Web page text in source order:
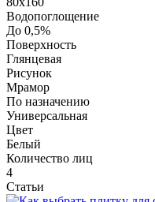
Водопоглощение
До 0,5%
Поверхность
Глянцевая
Рисунок
Мрамор
По назначению
Универсальная
Цвет
Белый
Количество лиц
4
Статьи